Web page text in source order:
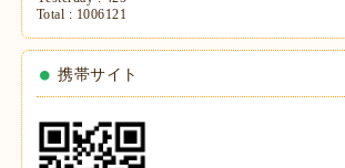
Total : 1006121
携帯サイト